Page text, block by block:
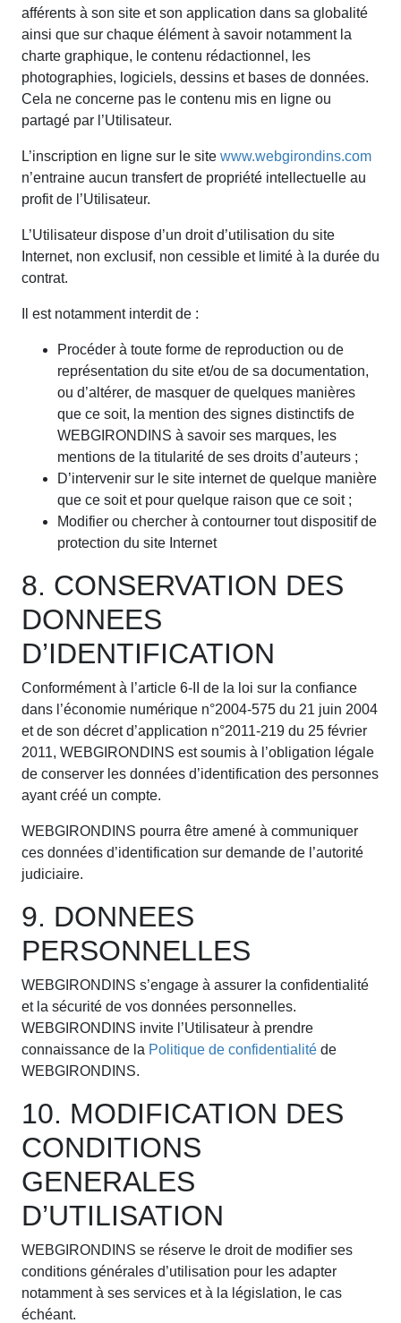
afférents à son site et son application dans sa globalité
ainsi que sur chaque élément à savoir notamment la
charte graphique, le contenu rédactionnel, les
photographies, logiciels, dessins et bases de données.
Cela ne concerne pas le contenu mis en ligne ou
partagé par l’Utilisateur.
L’inscription en ligne sur le site www.webgirondins.com
n’entraine aucun transfert de propriété intellectuelle au
profit de l’Utilisateur.
L’Utilisateur dispose d’un droit d’utilisation du site
Internet, non exclusif, non cessible et limité à la durée du
contrat.
Il est notamment interdit de :
Procéder à toute forme de reproduction ou de
représentation du site et/ou de sa documentation,
ou d’altérer, de masquer de quelques manières
que ce soit, la mention des signes distinctifs de
WEBGIRONDINS à savoir ses marques, les
mentions de la titularité de ses droits d’auteurs ;
D’intervenir sur le site internet de quelque manière
que ce soit et pour quelque raison que ce soit ;
Modifier ou chercher à contourner tout dispositif de
protection du site Internet
8. CONSERVATION DES
DONNEES
D’IDENTIFICATION
Conformément à l’article 6-II de la loi sur la confiance
dans l’économie numérique n°2004-575 du 21 juin 2004
et de son décret d’application n°2011-219 du 25 février
2011, WEBGIRONDINS est soumis à l’obligation légale
de conserver les données d’identification des personnes
ayant créé un compte.
WEBGIRONDINS pourra être amené à communiquer
ces données d’identification sur demande de l’autorité
judiciaire.
9. DONNEES
PERSONNELLES
WEBGIRONDINS s’engage à assurer la confidentialité
et la sécurité de vos données personnelles.
WEBGIRONDINS invite l’Utilisateur à prendre
connaissance de la Politique de confidentialité de
WEBGIRONDINS.
10. MODIFICATION DES
CONDITIONS
GENERALES
D’UTILISATION
WEBGIRONDINS se réserve le droit de modifier ses
conditions générales d’utilisation pour les adapter
notamment à ses services et à la législation, le cas
échéant.